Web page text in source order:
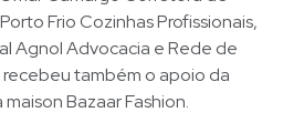
Frio Cozinhas Profissionais,
Agnol Advocacia e Rede de
também o apoio da
Bazaar Fashion.